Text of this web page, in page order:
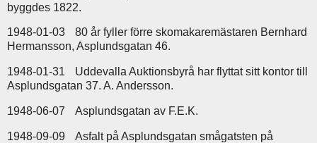
byggdes 1822.
1948-01-03
80 år fyller förre skomakaremästaren Bernhard
Hermansson, Asplundsgatan 46.
1948-01-31
Uddevalla Auktionsbyrå har flyttat sitt kontor till
Asplundsgatan 37. A. Andersson.
1948-06-07 Asplundsgatan av F.E.K.
1948-09-09
Asfalt på Asplundsgatan smågatsten på